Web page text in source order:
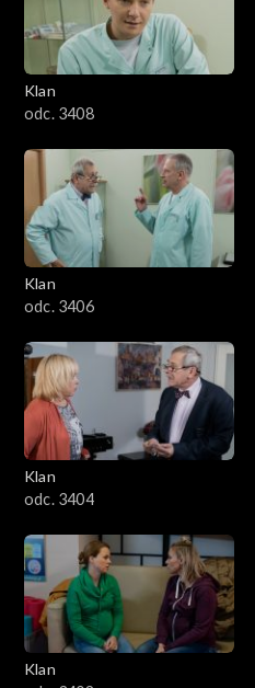
Klan
odc. 3408
Klan
odc. 3406
Klan
odc. 3404
Klan